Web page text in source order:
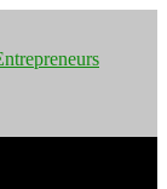
Pourquoi